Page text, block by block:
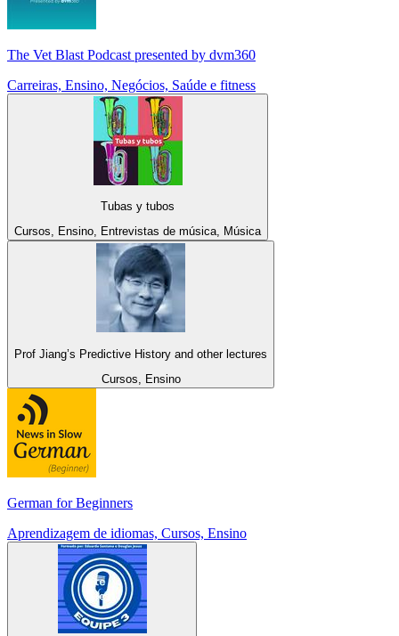
The Vet Blast Podcast presented by dvm360
Carreiras, Ensino, Negócios, Saúde e fitness
Tubas y tubos
Cursos, Ensino, Entrevistas de música, Música
Prof Jiang’s Predictive History and other lectures
Cursos, Ensino
German for Beginners
Aprendizagem de idiomas, Cursos, Ensino